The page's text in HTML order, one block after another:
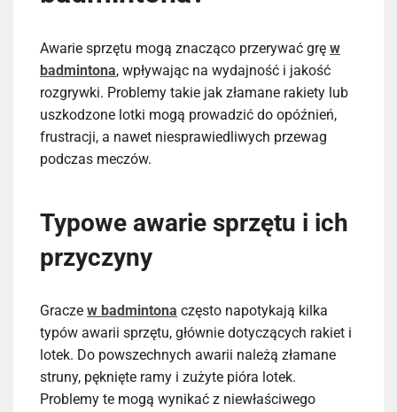
Awarie sprzętu mogą znacząco przerywać grę w
badmintona, wpływając na wydajność i jakość
rozgrywki. Problemy takie jak złamane rakiety lub
uszkodzone lotki mogą prowadzić do opóźnień,
frustracji, a nawet niesprawiedliwych przewag
podczas meczów.
Typowe awarie sprzętu i ich
przyczyny
Gracze w badmintona często napotykają kilka
typów awarii sprzętu, głównie dotyczących rakiet i
lotek. Do powszechnych awarii należą złamane
struny, pęknięte ramy i zużyte pióra lotek.
Problemy te mogą wynikać z niewłaściwego